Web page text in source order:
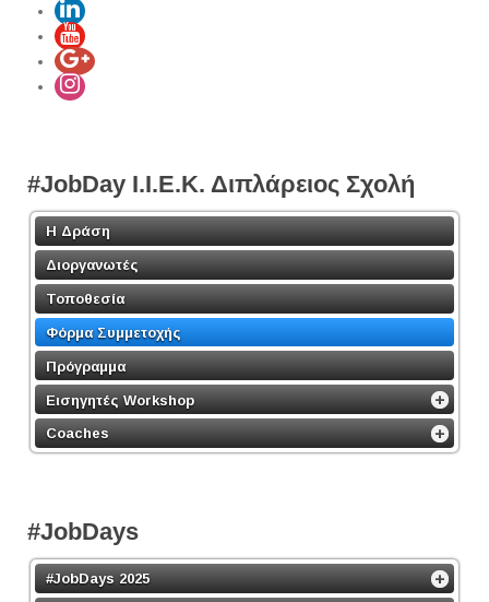
#JobDay Ι.Ι.Ε.Κ. Διπλάρειος Σχολή
Η Δράση
Διοργανωτές
Τοποθεσία
Φόρμα Συμμετοχής
Πρόγραμμα
Εισηγητές Workshop
Coaches
#JobDays
#JobDays 2025